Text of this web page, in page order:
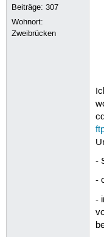
Beiträge:307
Wohnort:
Zweibrücken
-
-
-